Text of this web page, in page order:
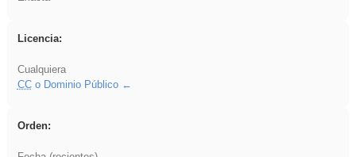
Licencia:
Cualquiera
CCo Dominio Público
Orden: